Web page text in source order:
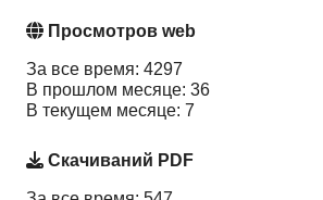
Просмотров web
За все время: 4297
В прошлом месяце: 36
В текущем месяце: 7
Скачиваний PDF